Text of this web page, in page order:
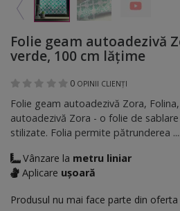
Folie geam autoadezivă
verde, 100 cm lăţime
0 OPINII CLIENȚI
Folie geam autoadezivă Zora,
autoadezivă Zora - o folie de
stilizate. Folia permite pătrunderea
Vânzare la metru liniar
Aplicare ușoară
Produsul nu mai face parte din